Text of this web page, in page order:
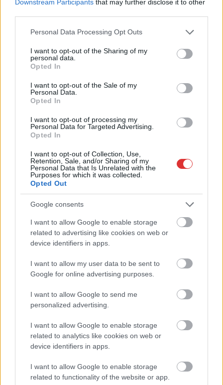
Downstream Participants that may further disclose it to other
Please note that this website/app uses one or more Google
not limited to your visit or usage behaviour. You may click to
grant or deny consent to Google and its third-party tags to
use your data for below specified purposes in below Google
consent section.
Personal Data Processing Opt Outs
I want to opt-out of the Sharing of my
personal data.
Opted In
I want to opt-out of the Sale of my
Personal Data.
Opted In
I want to opt-out of processing my
Personal Data for Targeted Advertising.
Opted In
I want to opt-out of Collection, Use,
Retention, Sale, and/or Sharing of my
Personal Data that Is Unrelated with the
Purposes for which it was collected.
Opted Out
Google consents
I want to allow Google to enable storage
related to advertising like cookies on web or
device identifiers in apps.
I want to allow my user data to be sent to
Google for online advertising purposes.
I want to allow Google to send me
personalized advertising.
I want to allow Google to enable storage
related to analytics like cookies on web or
device identifiers in apps.
I want to allow Google to enable storage
related to functionality of the website or app.
beszélt – most elfogadta Magyar Péterék felkérését
Drágább lett Magyarország, de vajon jobb is? – kemény kritika
a hazai turizmusról
A Tisza Párt Dr. Baka Andrást jelöli köztársasági elnöknek
Óriási, több mint két méteres harcsát fogott a Tiszán a 13 éves
fiú (VIDEÓVAL)
fennakadásokra és pótlóbuszos közlekedésre számítsunk az
egyik Jász-Nagykun-Szolnok megyei vasútvonalon
Visszaszámlálás indul: -1, 0, Sziget!
Magyarország jobban látszik közelről – heti médiaszemle a
független helyi sajtóból
Már magasabb szinten is nyomoznak Szijjártó
büntetőügyében, vesztegetés miatt 3 év letöltendőt kaphat és
ez csak az egyik botrány
Problémák egész Jász-Nagykun-Szolnok megyében: egyre
Szolnokon egy kulcsfontosságú körforgalmat részlegesen
lezárnak a napokban, a közlekedés az átlagost is meghaladó
mértékben lebénul
Elromlott a biztosítóberendezés a ceglédi vasútvonalon,
alapos késések alakultak ki a menetrendhez képest,
kimaradás is előfordult